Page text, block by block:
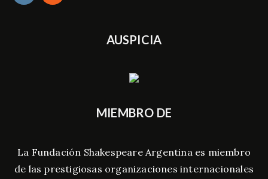
AUSPICIA
MIEMBRO DE
La Fundación Shakespeare Argentina es miembro
de las prestigiosas organizaciones internacionales